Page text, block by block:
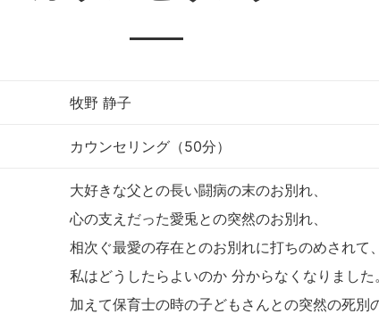
牧野 静子
カウンセリング（50分）
大好きな父との長い闘病の末のお別れ、
心の支えだった愛兎との突然のお別れ、
相次ぐ最愛の存在とのお別れに打ちのめされて、
私はどうしたらよいのか 分からなくなりました。
加えて保育士の時の子どもさんとの突然の死別